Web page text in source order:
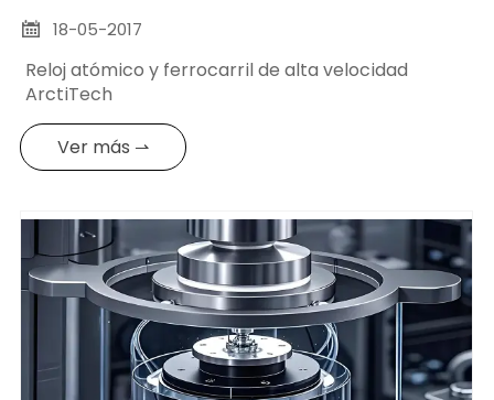
 18-05-2017
Reloj atómico y ferrocarril de alta velocidad
ArctiTech
Ver más ⇀